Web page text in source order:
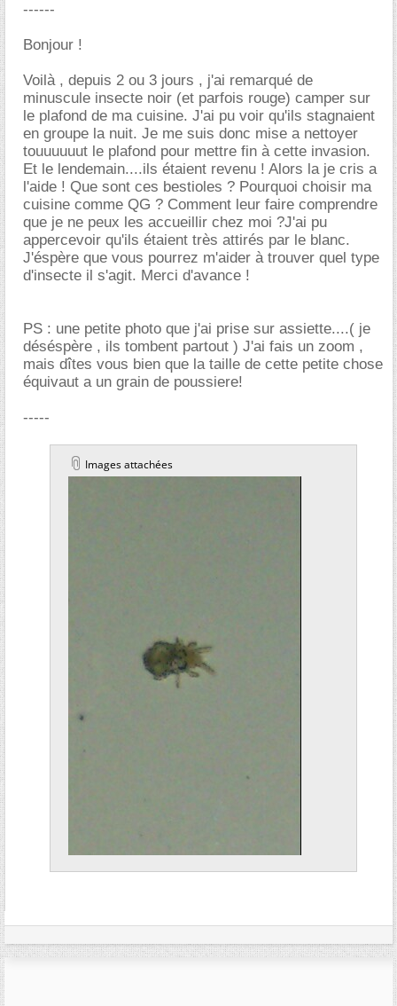
------
Bonjour !
Voilà , depuis 2 ou 3 jours , j'ai remarqué de
minuscule insecte noir (et parfois rouge) camper sur
le plafond de ma cuisine. J'ai pu voir qu'ils stagnaient
en groupe la nuit. Je me suis donc mise a nettoyer
touuuuuut le plafond pour mettre fin à cette invasion.
Et le lendemain....ils étaient revenu ! Alors la je cris a
l'aide ! Que sont ces bestioles ? Pourquoi choisir ma
cuisine comme QG ? Comment leur faire comprendre
que je ne peux les accueillir chez moi ?J'ai pu
appercevoir qu'ils étaient très attirés par le blanc.
J'éspère que vous pourrez m'aider à trouver quel type
d'insecte il s'agit. Merci d'avance !
PS : une petite photo que j'ai prise sur assiette....( je
déséspère , ils tombent partout ) J'ai fais un zoom ,
mais dîtes vous bien que la taille de cette petite chose
équivaut a un grain de poussiere!
-----
Images attachées